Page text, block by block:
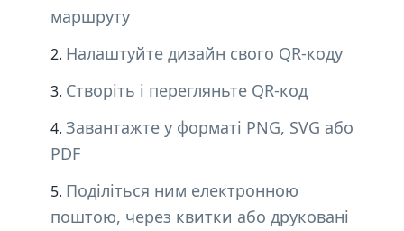
маршруту
Налаштуйте дизайн свого QR-коду
Створіть і перегляньте QR-код
Завантажте у форматі PNG, SVG або
PDF
Поділіться ним електронною
поштою, через квитки або друковані